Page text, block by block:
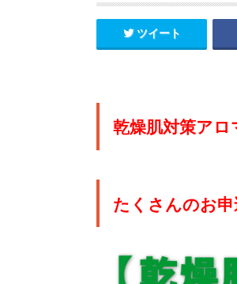
ツイート
乾燥肌対策アロ
たくさんのお